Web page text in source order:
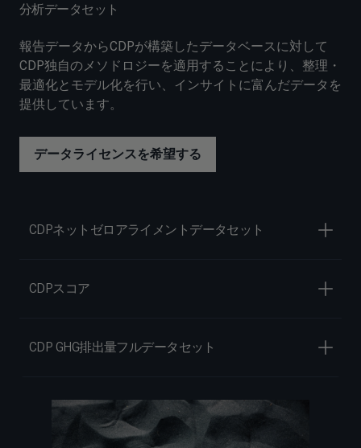
分析データセット
報告データからCDPが構築したデータベースに対して
CDP独自のメソドロジーを適用することにより、整理・
最適化とモデル化を行い、インサイトに富んだデータを
提供しています。
データライセンスを希望する
CDPネットゼロアライメントデータセット
CDPスコア
CDP GHG排出量フルデータセット